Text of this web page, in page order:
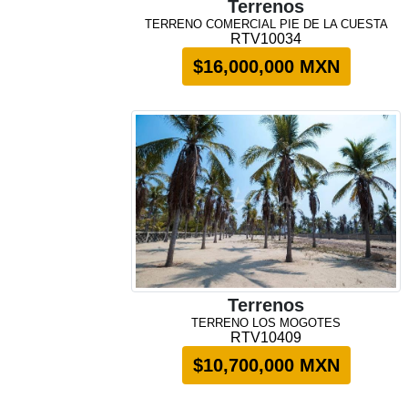
Terrenos
TERRENO COMERCIAL PIE DE LA CUESTA
RTV10034
$16,000,000 MXN
Terrenos
TERRENO LOS MOGOTES
RTV10409
$10,700,000 MXN